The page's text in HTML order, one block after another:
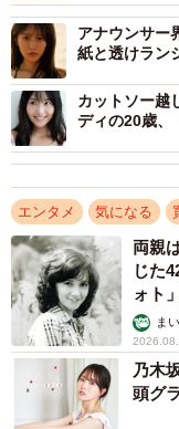
アナウンサー
紙と透けラン
カットソー越
ディの20歳、
エンタメ 気になる
両親
じた
ォト
む」ま
乃木
頭グ